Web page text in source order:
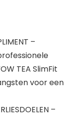
–
TEA SlimFit
voor een
–